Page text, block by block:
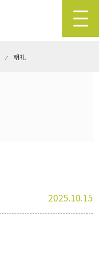
⁄ 朝礼
2025.10.15